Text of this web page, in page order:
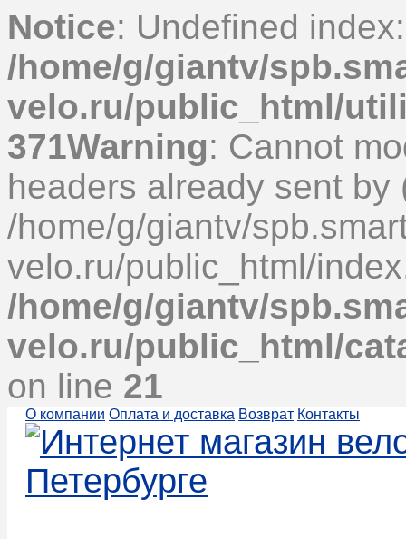
Notice: Undefined
/home/g/giantv/
velo.ru/public_html/
371Warning: Cannot
headers already sent by
/home/g/giantv/
velo.ru/public_html/
/home/g/giantv/
velo.ru/public_html/
on line 21
О компании Оплата и доставка Возврат Контакты